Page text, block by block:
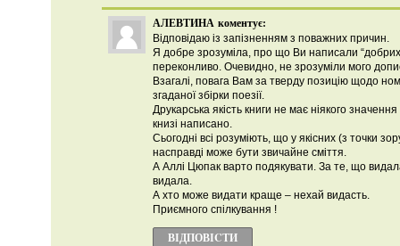
АЛЕВТИНА коментує:
Відповідаю із запізненням з поважних причин.
Я добре зрозуміла, про що Ви написали “добрих
переконливо. Очевидно, не зрозуміли мого
Взагалі, повага Вам за тверду позицію щодо
згаданої збірки поезії.
Друкарська якість книги не має ніякого
книзі написано.
Сьогодні всі розуміють, що у якісних (з точки
насправді може бути звичайне сміття.
А Аллі Цюпак варто подякувати. За те, що
видала.
А хто може видати краще – нехай видасть.
Приємного спілкування !
ВІДПОВІCТИ